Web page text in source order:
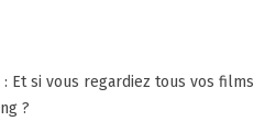
: Et si vous regardiez tous vos films
?